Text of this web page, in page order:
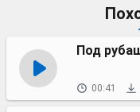
Под
00:41